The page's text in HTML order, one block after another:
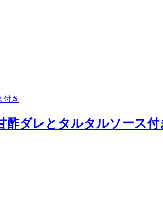
酢ダレとタルタルソース付